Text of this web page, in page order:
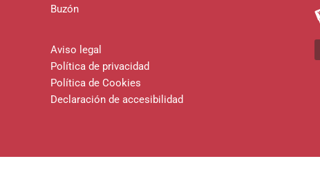
Buzón
Aviso legal
Política de privacidad
Política de Cookies
Declaración de accesibilidad